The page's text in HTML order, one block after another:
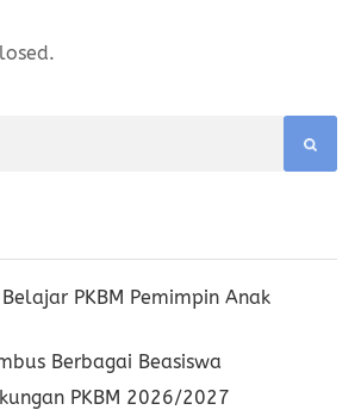
PKBM Pemimpin Anak
Berbagai Beasiswa
PKBM 2026/2027